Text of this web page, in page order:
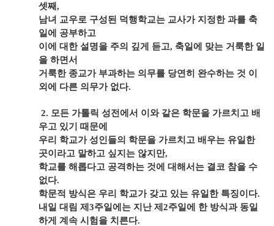
셋째,
남녀 교우로 구성된 덕행학교는 교사가 지정한 과를 축
일에 공부하고
이에 대한 설명을 주의 깊게 듣고, 축일에 맞는 거룩한 일
을 하면서
거룩한 종교가 부과하는 의무를 당연히 완수하는 것 이
외에 다른 의무가 없다.
2. 모든 가톨릭 성전에서 이와 같은 학문을 가르치고 배
우고 있기 때문에
우리 학교가 성인들의 학문을 가르치고 배우는 유일한
곳이라고 말하고 싶지는 않지만,
학교를 해롭다고 공격하는 것에 대해서는 결코 참을 수
없다.
학문적 방식은 우리 학교가 갖고 있는 유일한 특징이다.
내일 대림 제 3주일에는 지난 제 2주일에 한 방식과 동일
하게 계속 시험을 치른다.